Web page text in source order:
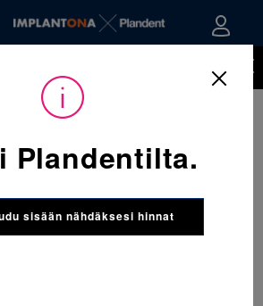
Plandentilta.
sisään nähdäksesi hinnat